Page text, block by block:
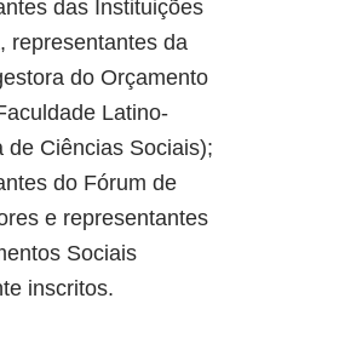
das Instituições
representantes da
do Orçamento
Latino-
de Ciências Sociais);
do Fórum de
e representantes
Sociais
inscritos.